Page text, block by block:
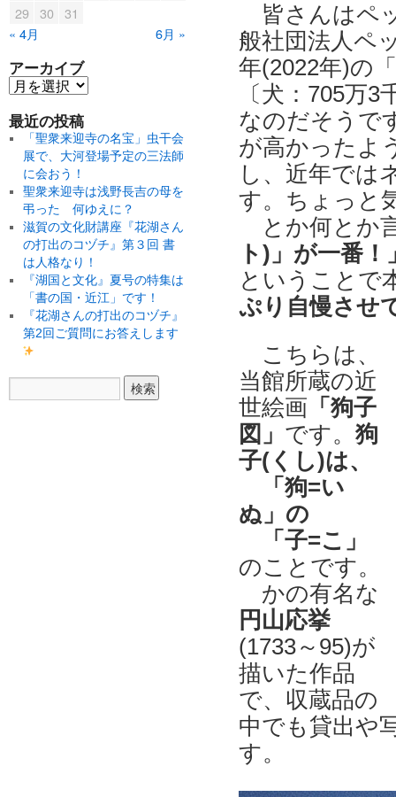
皆さんはペ
般社団法人ペ
年(2022年)の
〔犬：705万
なのだそうで
が高かったよ
し、近年では
す。ちょっ
とか何とか
ト)」が一番！
ということで
ぷり自慢させ
こちらは、
当館所蔵の近
世絵画 「狗子
図」 です。 狗
子(くし)は、
「狗=い
ぬ」の
「子=こ」
のことです。
かの有名な
円山応挙
(1733～95)が
描いた作品
で、収蔵品の
中でも貸出や
す。
« 4月 6月 »
29
30 31
アーカイブ
最近の投稿
「聖衆来迎寺の名宝」虫干会
展で、大河登場予定の三法師
に会おう！
聖衆来迎寺は浅野長吉の母を
弔った 何ゆえに？
滋賀の文化財講座『花湖さん
の打出のコヅチ』第３回 書
は人格なり！
『湖国と文化』夏号の特集は
「書の国・近江」です！
『花湖さんの打出のコヅチ』
第2回ご質問にお答えします